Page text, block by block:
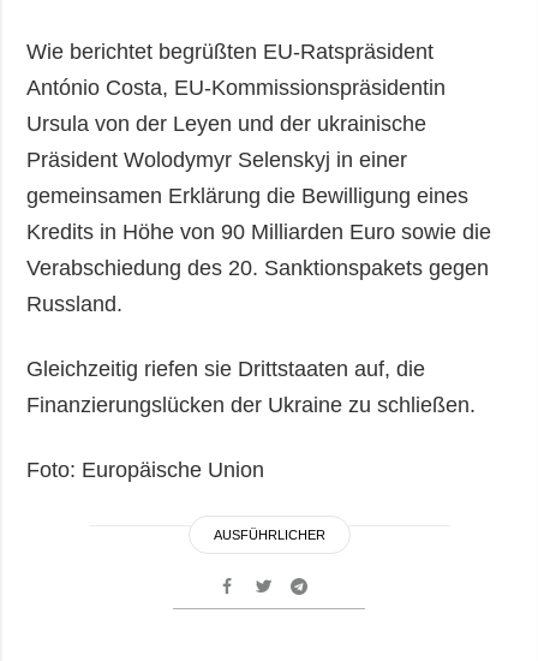
Wie berichtet begrüßten EU-Ratspräsident
António Costa, EU-Kommissionspräsidentin
Ursula von der Leyen und der ukrainische
Präsident Wolodymyr Selenskyj in einer
gemeinsamen Erklärung die Bewilligung eines
Kredits in Höhe von 90 Milliarden Euro sowie die
Verabschiedung des 20. Sanktionspakets gegen
Russland.
Gleichzeitig riefen sie Drittstaaten auf, die
Finanzierungslücken der Ukraine zu schließen.
Foto: Europäische Union
AUSFÜHRLICHER